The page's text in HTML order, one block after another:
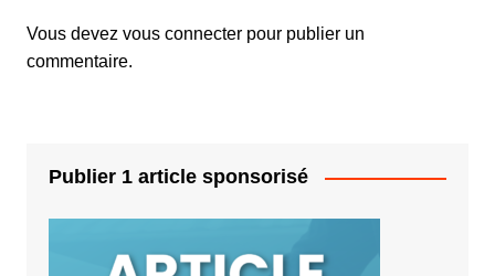
Vous devez vous connecterpour publier un
commentaire.
Publier 1 article sponsorisé